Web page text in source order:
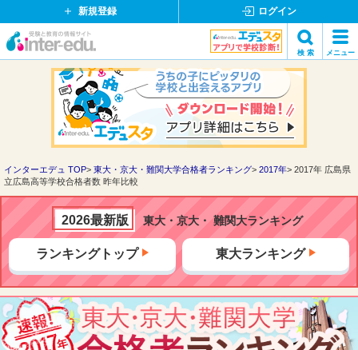
新規登録 ログイン
イ
ド
ッ
ト
検 索 メニュー
検索
インターエデュ TOP 東大・京大・難関大学合格者ランキング 2017年
2017年 広島県
立広島高等学校合格者数 昨年比較
2026最新版 東大・京大・ 難関大ランキング
ランキングトップ 東大ランキング